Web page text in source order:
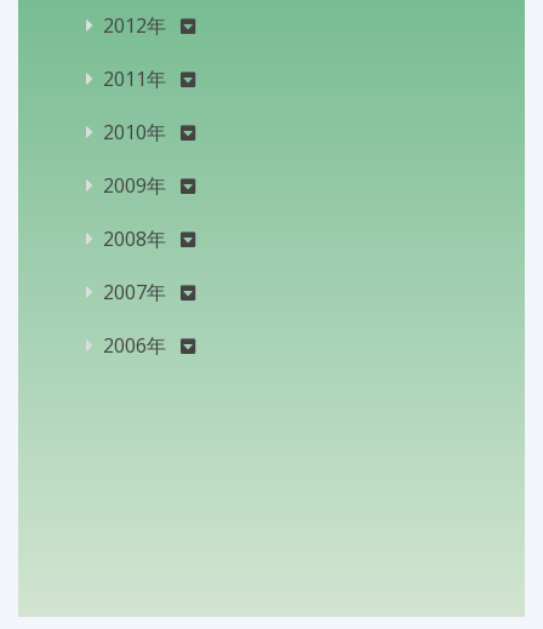
2012年
2011年
2010年
2009年
2008年
2007年
2006年